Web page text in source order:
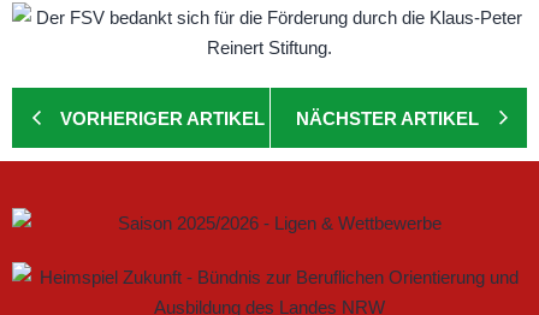
VORHERIGER ARTIKEL NÄCHSTER ARTIKEL